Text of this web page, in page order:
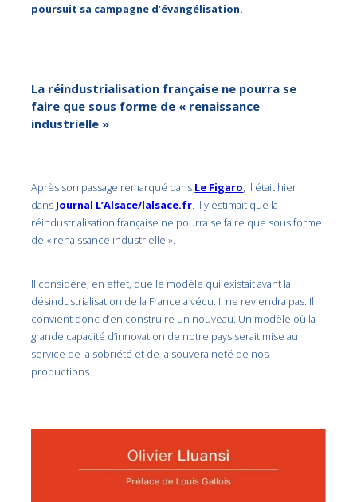
poursuit sa campagne d’évangélisation.
La réindustrialisation française ne pourra se
faire que sous forme de « renaissance
industrielle »
Après son passage remarqué dans Le Figaro, il était hier
dans Journal L’Alsace/lalsace.fr. Il y estimait que la
réindustrialisation française ne pourra se faire que sous forme
de « renaissance industrielle ».
Il considère, en effet, que le modèle qui existait avant la
désindustrialisation de la France a vécu. Il ne reviendra pas. Il
convient donc d’en construire un nouveau. Un modèle où la
grande capacité d’innovation de notre pays serait mise au
service de la sobriété et de la souveraineté de nos
productions.